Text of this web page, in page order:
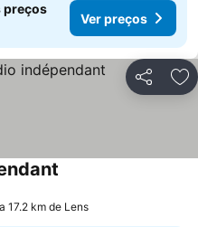
preços
Ver preços
Partilhar
17.2 km de Lens